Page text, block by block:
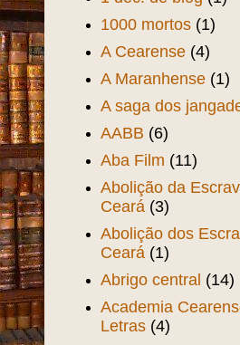
1000 mortos (1)
A Cearense (4)
A Maranhense (1)
A saga dos
AABB (6)
Aba Film (11)
Abolição da
Ceará (3)
Abolição dos
Ceará (1)
Abrigo central (14)
Academia
Letras (4)